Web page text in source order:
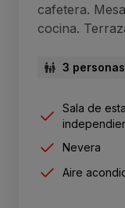
cafetera.
cocina.
3
Sala de
Nevera
Aire